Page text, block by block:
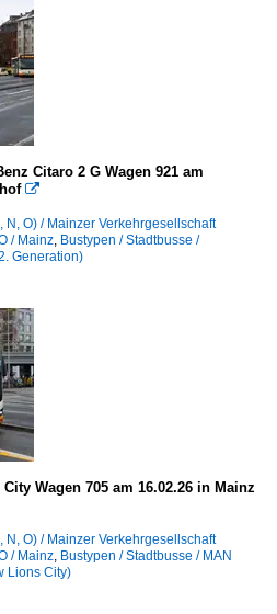
Citaro 2 G Wagen 921 am

O) / Mainzer Verkehrgesellschaft
/ Mainz, Bustypen / Stadtbusse /
Generation)
Wagen 705 am 16.02.26 in Mainz
O) / Mainzer Verkehrgesellschaft
/ Mainz, Bustypen / Stadtbusse / MAN
Lions City)